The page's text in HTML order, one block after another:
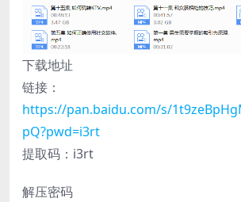
下载地址
链接：
https://pan.baidu.com/s/
pQ?pwd=i3rt
提取码：i3rt
解压密码